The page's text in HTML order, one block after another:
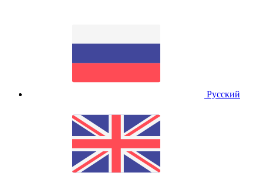
Русский